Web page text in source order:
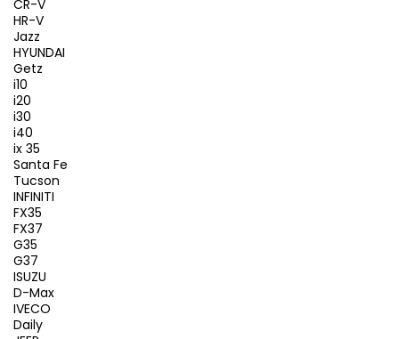
CR-V
HR-V
Jazz
HYUNDAI
Getz
i10
i20
i30
i40
ix 35
Santa Fe
Tucson
INFINITI
FX35
FX37
G35
G37
ISUZU
D-Max
IVECO
Daily